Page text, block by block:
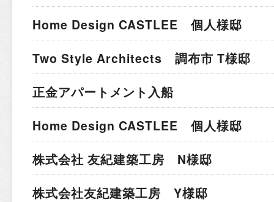
Home Design CASTLEE 個人様邸
Two Style Architects 調布市 T様邸
正金アパートメント入船
Home Design CASTLEE 個人様邸
株式会社 友紀建築工房 N様邸
株式会社友紀建築工房 Y様邸